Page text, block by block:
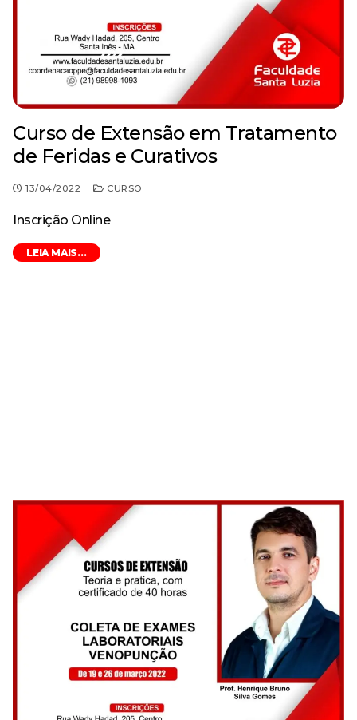
Curso de Extensão em Tratamento
de Feridas e Curativos
13/04/2022 CURSO
Inscrição Online
LEIA MAIS...